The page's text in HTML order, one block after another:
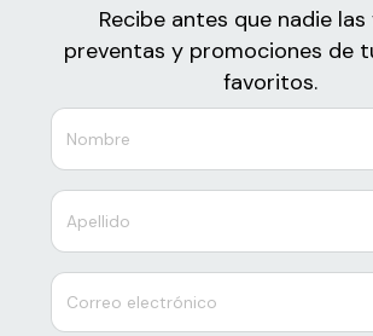
Recibe antes que nadie las
preventas y promociones de
favoritos.